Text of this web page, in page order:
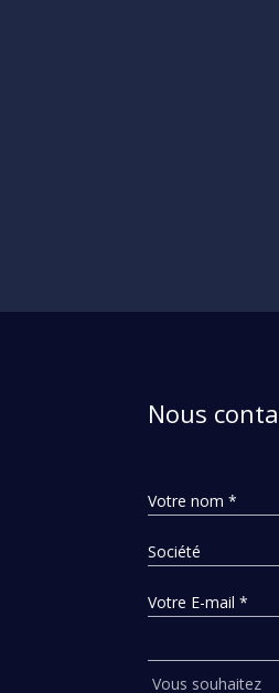
Nous
Votre nom *
Société
Votre E-mail *